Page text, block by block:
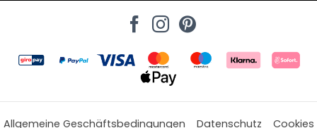
Allgemeine Geschäftsbedingungen Datenschutz Cookies